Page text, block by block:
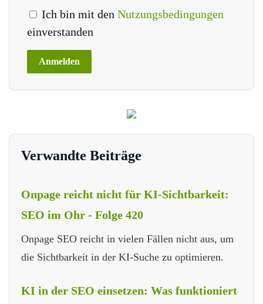
Ich bin mit den Nutzungsbedingungen
einverstanden
Verwandte Beiträge
Onpage reicht nicht für KI-Sichtbarkeit:
SEO im Ohr - Folge 420
Onpage SEO reicht in vielen Fällen nicht aus, um
die Sichtbarkeit in der KI-Suche zu optimieren.
KI in der SEO einsetzen: Was funktioniert